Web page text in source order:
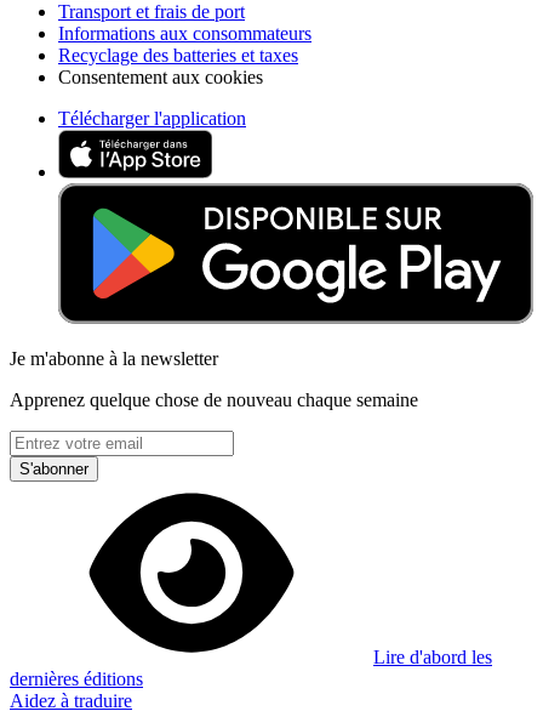
Transport et frais de port
Informations aux consommateurs
Recyclage des batteries et taxes
Consentement aux cookies
Télécharger l'application
Je m'abonne à la newsletter
Apprenez quelque chose de nouveau chaque semaine
S'abonner
Lire d'abord les
dernières éditions
Aidez à traduire